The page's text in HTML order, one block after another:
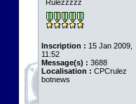
Rulezzzzz
Inscription : 15 Jan 2009,
11:52
Message(s) : 3688
Localisation : CPCrulez
botnews